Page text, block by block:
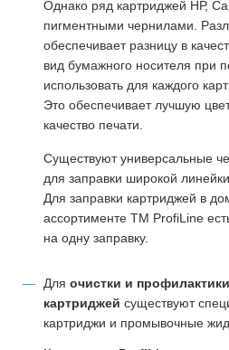
Однако ряд картриджей НР,
пигментными чернилами.
обеспечивает разницу в
вид бумажного носителя при
использовать для каждого
Это обеспечивает лучшую
качество печати.
Существуют универсальные
для заправки широкой
Для заправки картриджей в
ассортименте ТМ ProfiLine
на одну заправку.
Для очистки и
картриджей существуют
картриджи и промывочные